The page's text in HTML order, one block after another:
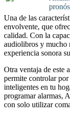
Una de las
envolvente, que
calidad. Con la
audiolibros y mucho
experiencia sonora
Otra ventaja de este
permite controlar
inteligentes en tu
programar alarmas,
con solo utilizar